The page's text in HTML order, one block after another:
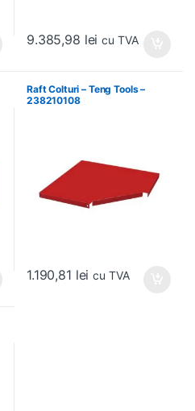
9.385,98 lei cu TVA
Raft Colturi – Teng Tools –
238210108
1.190,81 lei cu TVA